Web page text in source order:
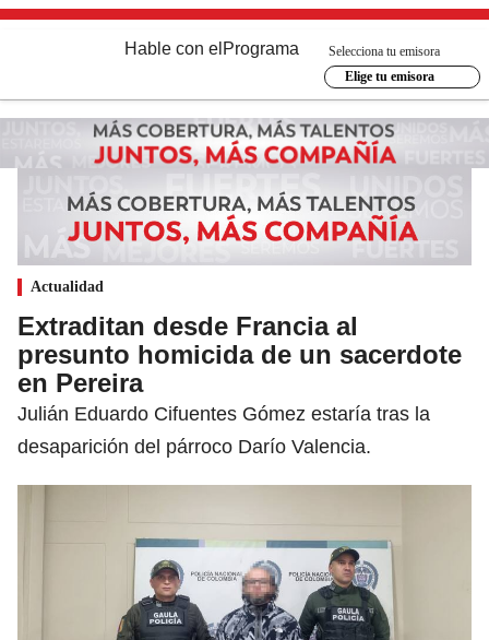
Hable con el Programa
Selecciona tu emisora
Elige tu emisora
Actualidad
Extraditan desde Francia al
presunto homicida de un sacerdote
en Pereira
Julián Eduardo Cifuentes Gómez estaría tras la
desaparición del párroco Darío Valencia.